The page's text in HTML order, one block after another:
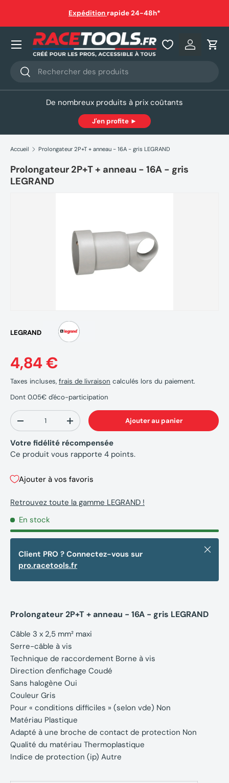
Aller au contenu
Expédition rapide 24-48h*
Recherche
Rechercher
Se
Nos produits
De nombreux produits à prix coûtants
J'en profite ►
Accueil Prolongateur 2P+T + anneau - 16A - gris LEGRAND
Prolongateur 2P+T + anneau - 16A - gris
LEGRAND
LEGRAND
4,84 €
Taxes incluses, frais de livraison calculés lors du paiement.
Dont 0.05€ d'éco-participation
Qté
-
+ Ajouter au panier
Votre fidélité récompensée
Ce produit vous rapporte 4 points.
Ajouter à vos favoris
Retrouvez toute la gamme LEGRAND !
En stock
Client PRO ? Connectez-vous sur
pro.racetools.fr
Fermer
Prolongateur 2P+T + anneau - 16A - gris LEGRAND
Câble 3 x 2,5 mm² maxi
Serre-câble à vis
Technique de raccordement Borne à vis
Direction d'enfichage Coudé
Sans halogène Oui
Couleur Gris
Pour « conditions difficiles » (selon vde) Non
Matériau Plastique
Adapté à une broche de contact de protection Non
Qualité du matériau Thermoplastique
Indice de protection (ip) Autre